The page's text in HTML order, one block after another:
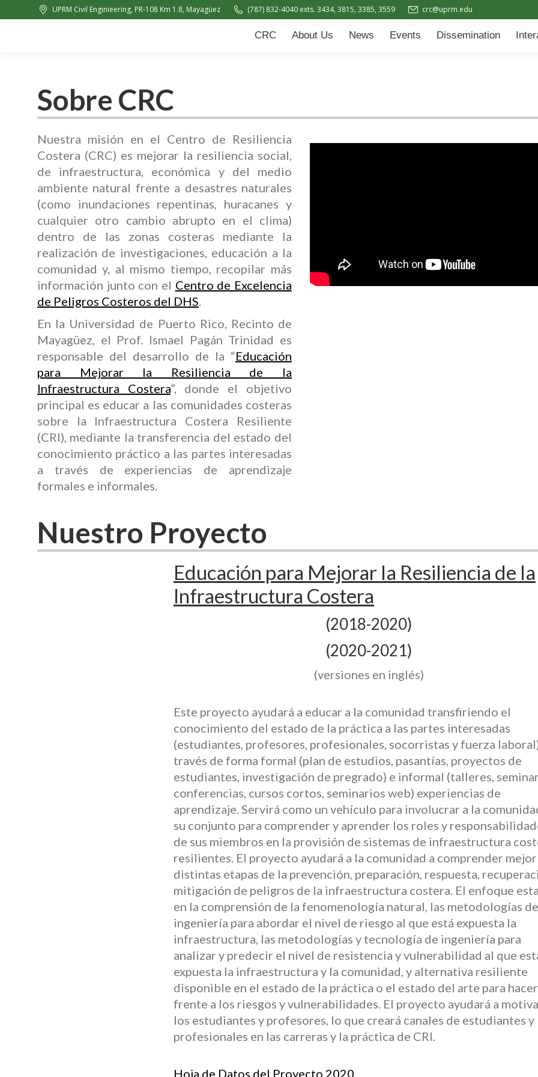
UPRM Civil Enginieering, PR-108 Km 1.8, Mayagüez (787) 832-4040 exts. 3434, 3815, 3385, 3559 crc@uprm.edu
CRC About Us News Events Dissemination
Sobre CRC
Nuestra misión en el Centro de Resiliencia
Costera (CRC) es mejorar la resiliencia social,
de infraestructura, económica y del medio
ambiente natural frente a desastres naturales
(como inundaciones repentinas, huracanes y
cualquier otro cambio abrupto en el clima)
dentro de las zonas costeras mediante la
realización de investigaciones, educación a la
comunidad y, al mismo tiempo, recopilar más
información junto con el Centro de Excelencia
de Peligros Costeros del DHS.
En la Universidad de Puerto Rico, Recinto de
Mayagüez, el Prof. Ismael Pagán Trinidad es
responsable del desarrollo de la “Educación
para Mejorar la Resiliencia de la
Infraestructura Costera”, donde el objetivo
principal es educar a las comunidades costeras
sobre la Infraestructura Costera Resiliente
(CRI), mediante la transferencia del estado del
conocimiento práctico a las partes interesadas
a través de experiencias de aprendizaje
formales e informales.
Nuestro Proyecto
Educación para Mejorar la Resiliencia de la
Infraestructura Costera
(2018-2020)
(2020-2021)
(versiones en inglés)
Este proyecto ayudará a educar a la comunidad transfiriendo el
conocimiento del estado de la práctica a las partes interesadas
(estudiantes, profesores, profesionales, socorristas y fuerza
través de forma formal (plan de estudios, pasantías, proyectos de
estudiantes, investigación de pregrado) e informal (talleres,
conferencias, cursos cortos, seminarios web) experiencias de
aprendizaje. Servirá como un vehículo para involucrar a la
su conjunto para comprender y aprender los roles y
de sus miembros en la provisión de sistemas de infraestructura
resilientes. El proyecto ayudará a la comunidad a comprender mejor
distintas etapas de la prevención, preparación, respuesta,
mitigación de peligros de la infraestructura costera. El enfoque
en la comprensión de la fenomenología natural, las metodologías de
ingeniería para abordar el nivel de riesgo al que está expuesta la
infraestructura, las metodologías y tecnología de ingeniería para
analizar y predecir el nivel de resistencia y vulnerabilidad al que
expuesta la infraestructura y la comunidad, y alternativa resiliente
disponible en el estado de la práctica o el estado del arte para hacer
frente a los riesgos y vulnerabilidades. El proyecto ayudará a
los estudiantes y profesores, lo que creará canales de estudiantes y
profesionales en las carreras y la práctica de CRI.
Hoja de Datos del Proyecto 2020
CRC About Us News Events Dissemination Interactive Learning Hub (IL-